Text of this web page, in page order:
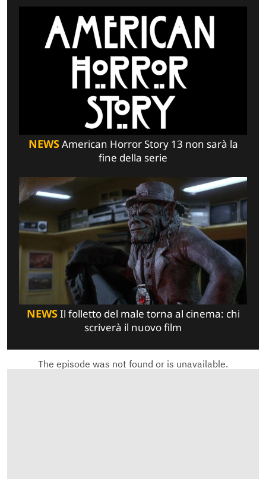
NEWSAmerican Horror Story 13 non sarà la
fine della serie
NEWSIl folletto del male torna al cinema: chi
scriverà il nuovo film